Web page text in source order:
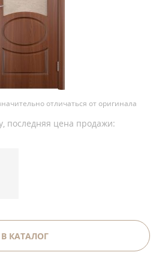
отличаться от оригинала
последняя цена продажи:
В КАТАЛОГ